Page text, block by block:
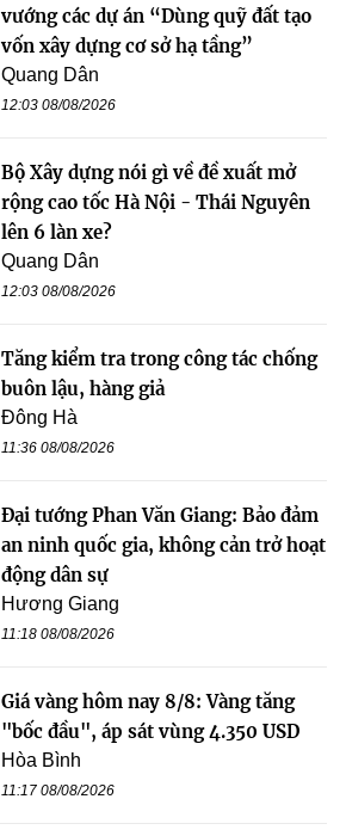
vướng các dự án “Dùng quỹ đất tạo
vốn xây dựng cơ sở hạ tầng”
Quang Dân
12:03 08/08/2026
Bộ Xây dựng nói gì về đề xuất mở
rộng cao tốc Hà Nội - Thái Nguyên
lên 6 làn xe?
Quang Dân
12:03 08/08/2026
Tăng kiểm tra trong công tác chống
buôn lậu, hàng giả
Đông Hà
11:36 08/08/2026
Đại tướng Phan Văn Giang: Bảo đảm
an ninh quốc gia, không cản trở hoạt
động dân sự
Hương Giang
11:18 08/08/2026
Giá vàng hôm nay 8/8: Vàng tăng
"bốc đầu", áp sát vùng 4.350 USD
Hòa Bình
11:17 08/08/2026